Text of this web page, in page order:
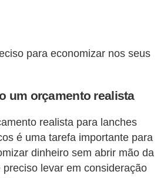
para economizar nos seus
um orçamento realista
realista para lanches
é uma tarefa importante para
dinheiro sem abrir mão da
levar em consideração